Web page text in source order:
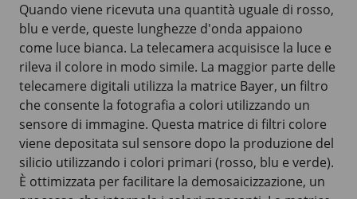
Quando viene ricevuta una quantità uguale di rosso,
blu e verde, queste lunghezze d'onda appaiono
come luce bianca. La telecamera acquisisce la luce e
rileva il colore in modo simile. La maggior parte delle
telecamere digitali utilizza la matrice Bayer, un filtro
che consente la fotografia a colori utilizzando un
sensore di immagine. Questa matrice di filtri colore
viene depositata sul sensore dopo la produzione del
silicio utilizzando i colori primari (rosso, blu e verde).
È ottimizzata per facilitare la demosaicizzazione, un